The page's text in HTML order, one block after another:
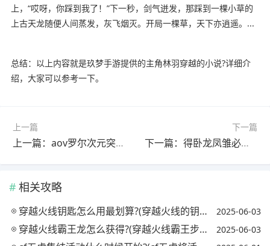
上，“哎呀，你踩到我了！”下一秒，剑气迸发，那踩到一棵小草的
上古天龙随便人间蒸发，灰飞烟灭。开局一棵草，天下亦逍遥。...
总结：以上内容就是玖梦手游提供的主角林羽穿越的小说?详细介
绍，大家可以参考一下。
上一篇
上一篇：aov罗尔次元突破怎么获得?
下一篇
下一篇：得卧龙凤雏必得天下是谁说的?(卧龙凤雏得一可得天下的下一句)
相关攻略
穿越火线钥匙怎么用最划算?(穿越火线的钥匙怎么用) 2025-06-03
穿越火线霸王龙怎么获得?(穿越火线霸王步怎么走) 2025-06-03